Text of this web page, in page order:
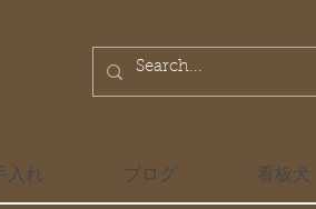
入れ ブログ 看板犬